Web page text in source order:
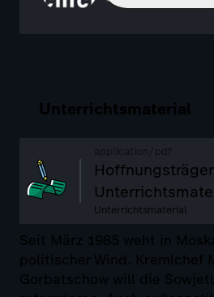
Unterrichtsmaterial
application/pdf
Unterrichtsmaterial
Seit März 1985 weht in
politischer Wind. Kremlchef
Gorbatschow will die